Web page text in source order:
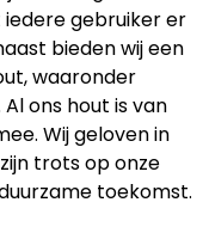
gebruiker er
bieden wij een
waaronder
ons hout is van
Wij geloven in
trots op onze
toekomst.